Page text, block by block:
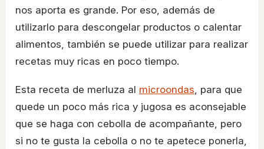
nos aporta es grande. Por eso, además de
utilizarlo para descongelar productos o calentar
alimentos, también se puede utilizar para realizar
recetas muy ricas en poco tiempo.
Esta receta de merluza al microondas, para que
quede un poco más rica y jugosa es aconsejable
que se haga con cebolla de acompañante, pero
si no te gusta la cebolla o no te apetece ponerla,